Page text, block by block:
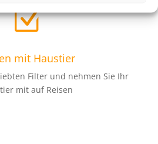
Z
mit Haustier
Filter und nehmen Sie Ihr
mit auf Reisen